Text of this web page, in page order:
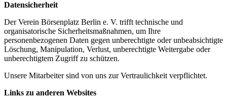
Datensicherheit
Der Verein Börsenplatz Berlin e. V. trifft technische und
organisatorische Sicherheitsmaßnahmen, um Ihre
personenbezogenen Daten gegen unberechtigte oder unbeabsichtigte
Löschung, Manipulation, Verlust, unberechtigte Weitergabe oder
unberechtigtem Zugriff zu schützen.
Unsere Mitarbeiter sind von uns zur Vertraulichkeit verpflichtet.
Links zu anderen Websites